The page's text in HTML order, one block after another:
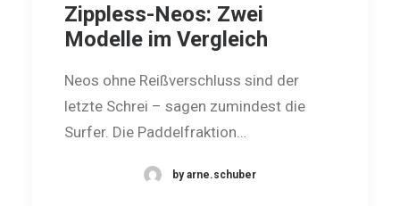
Zippless-Neos: Zwei
Modelle im Vergleich
Neos ohne Reißverschluss sind der
letzte Schrei – sagen zumindest die
Surfer. Die Paddelfraktion…
by arne.schuber